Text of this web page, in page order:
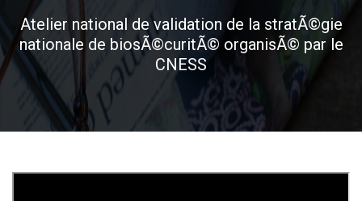
Atelier national de validation de la stratÃ©gie
nationale de biosÃ©curitÃ© organisÃ© par le
CNESS